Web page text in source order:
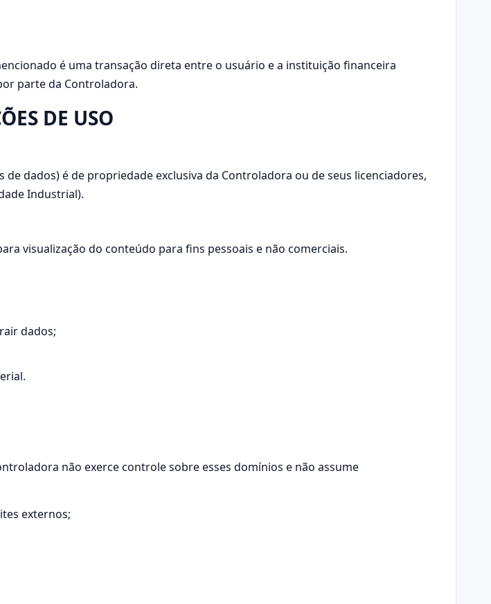
é uma transação direta entre o usuário e a instituição financeira
parte da Controladora.
DE USO
dados) é de propriedade exclusiva da Controladora ou de seus licenciadores,
Industrial).
visualização do conteúdo para fins pessoais e não comerciais.
dados;
não exerce controle sobre esses domínios e não assume
externos;